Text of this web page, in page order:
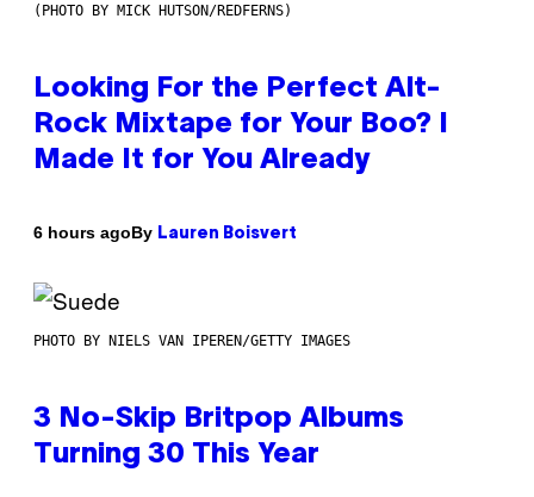
(PHOTO BY MICK HUTSON/REDFERNS)
Looking For the Perfect Alt-
Rock Mixtape for Your Boo? I
Made It for You Already
6 hours agoBy Lauren Boisvert
PHOTO BY NIELS VAN IPEREN/GETTY IMAGES
3 No-Skip Britpop Albums
Turning 30 This Year